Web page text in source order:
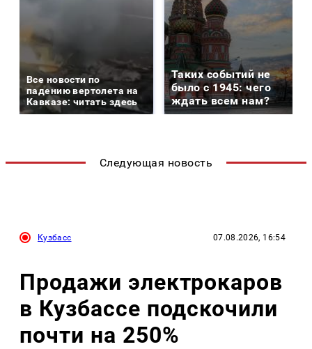
Все новости по
падению вертолета на
Кавказе: читать здесь
Таких событий не
было с 1945: чего
ждать всем нам?
Следующая новость
Кузбасс 07.08.2026, 16:54
Продажи электрокаров
в Кузбассе подскочили
почти на 250%